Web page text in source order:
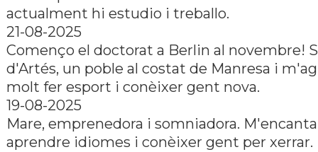
actualment hi estudio i treballo.
21-08-2025
Començo el doctorat a Berlin al novembre!
d'Artés, un poble al costat de Manresa i
molt fer esport i conèixer gent nova.
19-08-2025
Mare, emprenedora i somniadora.
aprendre idiomes i conèixer gent per xerrar.